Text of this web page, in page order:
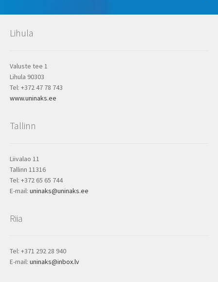
Lihula
Valuste tee 1
Lihula 90303
Tel: +372 47 78 743
www.uninaks.ee
Tallinn
Liivalao 11
Tallinn 11316
Tel: +372 65 65 744
E-mail: uninaks@uninaks.ee
Riia
Tel: +371 292 28 940
E-mail: uninaks@inbox.lv